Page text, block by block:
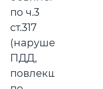
по ч.3
ст.317
(нарушение
ПДД,
повлекшее